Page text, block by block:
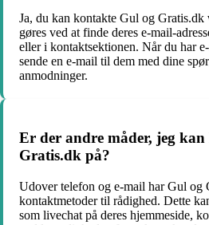
Ja, du kan kontakte Gul og Gratis.dk
gøres ved at finde deres e-mail-
eller i kontaktsektionen. Når du har
sende en e-mail til dem med dine
anmodninger.
Er der andre måder, jeg
Gratis.dk på?
Udover telefon og e-mail har Gul og
kontaktmetoder til rådighed. Dette
som livechat på deres hjemmeside,